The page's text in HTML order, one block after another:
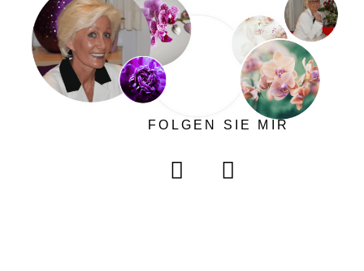
FOLGEN SIE MIR
n
o